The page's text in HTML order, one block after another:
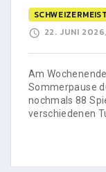
22. JUNI
Am
Sommerpause
nochmals 88
verschiedenen